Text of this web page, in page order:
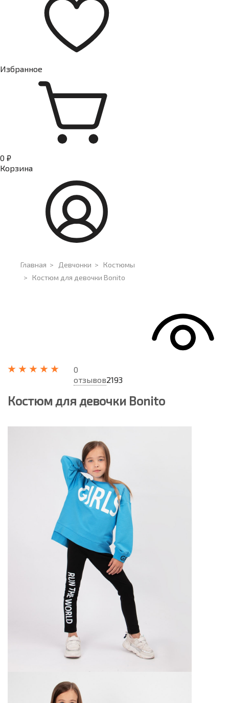
Избранное
0 ₽
Корзина
Главная > Девчонки > Костюмы
> Костюм для девочки Bonito
0
отзывов2193
Костюм для девочки Bonito